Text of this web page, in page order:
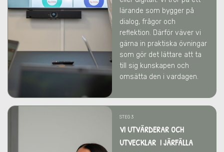
lärande som bygger på
dialog, frågor och
reflektion. Därför väver vi
gärna in praktiska övningar
som gör det lättare att ta
till sig kunskapen och
omsätta den i vardagen.
STEG 3
VI UTVÄRDERAR OCH
UTVECKLAR I JÄRFÄLLA